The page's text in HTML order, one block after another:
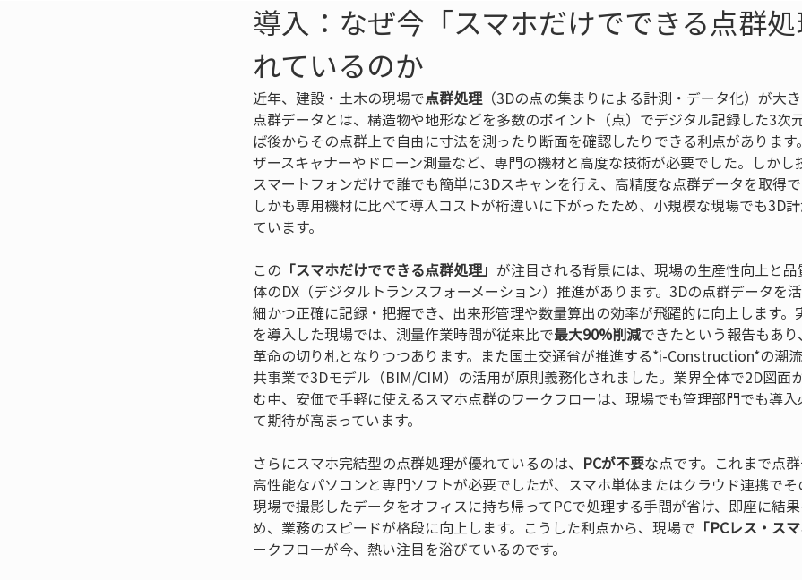
導入：なぜ今「スマホだけでできる点群
れているのか
近年、建設・土木の現場で点群処理（3Dの点の集まりによる計測・データ化）が大き
点群データとは、構造物や地形などを多数のポイント（点）でデジタル記録した3次
ば後からその点群上で自由に寸法を測ったり断面を確認したりできる利点がありま
ザースキャナーやドローン測量など、専門の機材と高度な技術が必要でした。しかし
スマートフォンだけで誰でも簡単に3Dスキャンを行え、高精度な点群データを取得で
しかも専用機材に比べて導入コストが桁違いに下がったため、小規模な現場でも3D
ています。
この 「スマホだけでできる点群処理」 が注目される背景には、現場の生産性向上と
体のDX（デジタルトランスフォーメーション）推進があります。3Dの点群データを
細かつ正確に記録・把握でき、出来形管理や数量算出の効率が飛躍的に向上します
を導入した現場では、測量作業時間が従来比で最大90%削減できたという報告もあ
革命の切り札となりつつあります。また国土交通省が推進する*i-Construction*の潮
共事業で3Dモデル（BIM/CIM）の活用が原則義務化されました。業界全体で2D図面
む中、安価で手軽に使えるスマホ点群のワークフローは、現場でも管理部門でも導
て期待が高まっています。
さらにスマホ完結型の点群処理が優れているのは、 PCが不要な点です。これまで点
高性能なパソコンと専門ソフトが必要でしたが、スマホ単体またはクラウド連携でそ
現場で撮影したデータをオフィスに持ち帰ってPCで処理する手間が省け、即座に結
め、業務のスピードが格段に向上します。こうした利点から、現場で 「PCレス・ス
ークフローが今、熱い注目を浴びているのです。